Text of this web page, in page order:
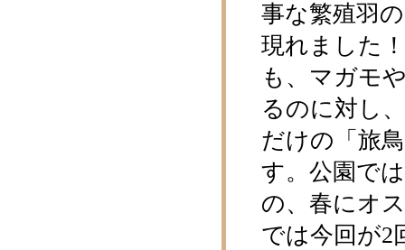
事な繁殖羽
現れました
も、マガモ
るのに対し
だけの「旅
す。公園で
の、春にオ
では今回が2